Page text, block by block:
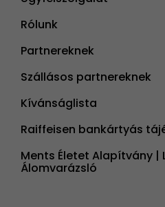
Rólunk
Partnereknek
Szállásos partnereknek
Kívánságlista
Raiffeisen bankártyás
Ments Életet Alapítvány |
Álomvarázsló